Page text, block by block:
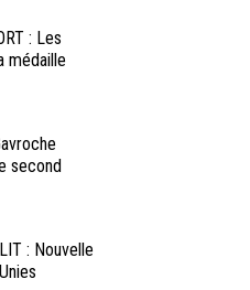
: Les
médaille
second
: Nouvelle